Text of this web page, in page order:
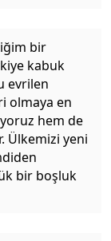
bir
kabuk
evrilen
olmaya en
hem de
Ülkemizi yeni
bir boşluk